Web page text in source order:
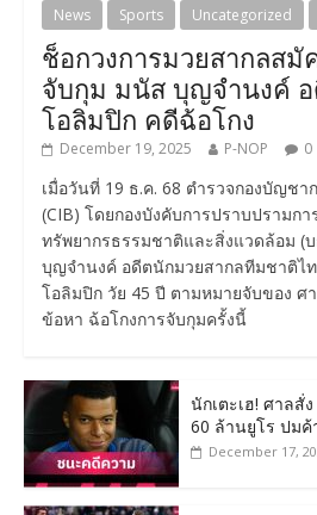
News Sports Uncategorized
ช็อกวงการมวยสากลสมั
จับกุม มนัส บุญจำนงค์ อ
โอลิมปิก คดีฉ้อโกง
December 19, 2025 P-NOP 0
เมื่อวันที่ 19 ธ.ค. 68 ตำรวจกองบัญชา
(CIB) โดยกองบังคับการปราบปรามก
ทรัพยากรธรรมชาติและสิ่งแวดล้อม (
บุญจำนงค์ อดีตนักมวยสากลทีมชาติไท
โอลิมปิก วัย 45 ปี ตามหมายจับของ ศ
ข้อหา ฉ้อโกงการจับกุมครั้งนี้
นักเตะเฮ! ศาลสั่
60 ล้านยูโร ปมค้
December 17,